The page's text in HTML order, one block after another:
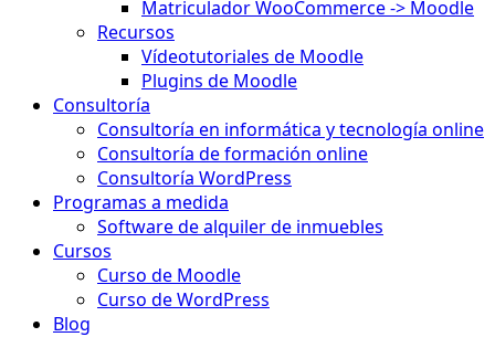
Matriculador WooCommerce -> Moodle
Recursos
Vídeotutoriales de Moodle
Plugins de Moodle
Consultoría
Consultoría en informática y tecnología online
Consultoría de formación online
Consultoría WordPress
Programas a medida
Software de alquiler de inmuebles
Cursos
Curso de Moodle
Curso de WordPress
Blog